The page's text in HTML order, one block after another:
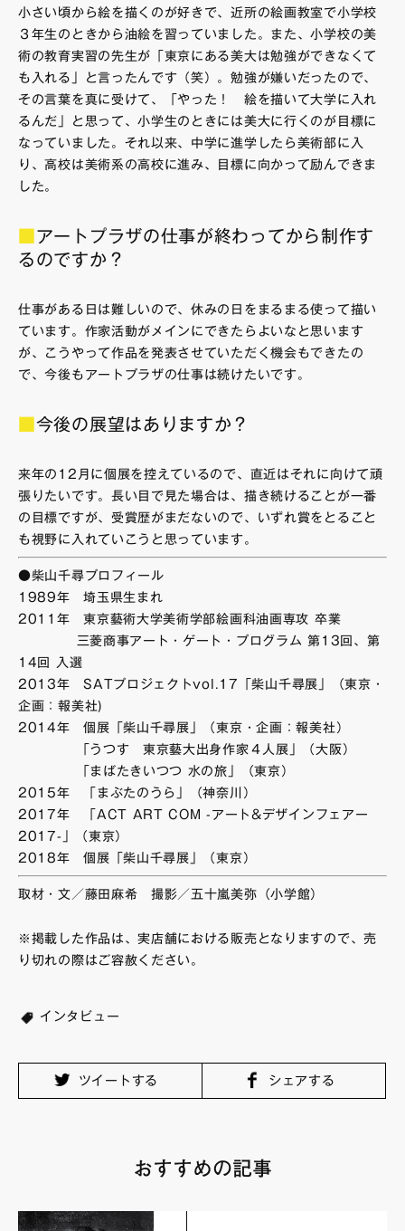
小さい頃から絵を描くのが好きで、近所の絵画教室で小学校
３年生のときから油絵を習っていました。また、小学校の美
術の教育実習の先生が「東京にある美大は勉強ができなくて
も入れる」と言ったんです（笑）。勉強が嫌いだったので、
その言葉を真に受けて、「やった！ 絵を描いて大学に入れ
るんだ」と思って、小学生のときには美大に行くのが目標に
なっていました。それ以来、中学に進学したら美術部に入
り、高校は美術系の高校に進み、目標に向かって励んできま
した。
アートプラザの仕事が終わってから制作す
るのですか？
仕事がある日は難しいので、休みの日をまるまる使って描い
ています。作家活動がメインにできたらよいなと思います
が、こうやって作品を発表させていただく機会もできたの
で、今後もアートプラザの仕事は続けたいです。
今後の展望はありますか？
来年の12月に個展を控えているので、直近はそれに向けて頑
張りたいです。長い目で見た場合は、描き続けることが一番
の目標ですが、受賞歴がまだないので、いずれ賞をとること
も視野に入れていこうと思っています。
●柴山千尋プロフィール
1989年 埼玉県生まれ
2011年 東京藝術大学美術学部絵画科油画専攻 卒業
三菱商事アート・ゲート・プログラム 第13回、第
14回 入選
2013年 SATプロジェクトvol.17「柴山千尋展」（東京・
企画：報美社)
2014年 個展「柴山千尋展」（東京・企画：報美社）
「うつす 東京藝大出身作家４人展」（大阪）
「まばたきいつつ 水の旅」（東京）
2015年 「まぶたのうら」（神奈川）
2017年 「ACT ART COM -アート&デザインフェアー
2017-」（東京）
2018年 個展「柴山千尋展」（東京）
取材・文／藤田麻希 撮影／五十嵐美弥（小学館）
※掲載した作品は、実店舗における販売となりますので、売
り切れの際はご容赦ください。
インタビュー
ツイートする シェアする
おすすめの記事